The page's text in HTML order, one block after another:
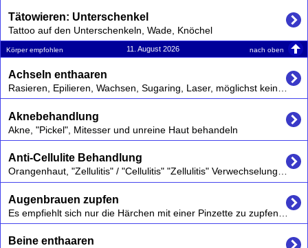
Tätowieren: Unterschenkel
Tattoo auf den Unterschenkeln, Wade, Knöchel
Körper empfohlen 11. August 2026 nach oben
Achseln enthaaren
Aknebehandlung
Akne, "Pickel", Mitesser und unreine Haut behandeln
Anti-Cellulite Behandlung
Orangenhaut, "Zellulitis" / "Cellulitis" "Zellulitis" Verwechselungsgefahr:es gibt eine Zellulitis, ein entzündlicher Prozess , allderdings ist hier die "Orangenhaut", korrekt Cellulite gemeint. Vgl. Wikipedia "Zellulitis","Cellulite"
Augenbrauen zupfen
Beine enthaaren